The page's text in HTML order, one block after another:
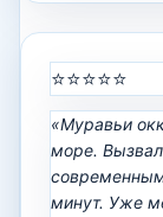
⭐⭐⭐⭐⭐
«Муравьи
море.
минут. Уже